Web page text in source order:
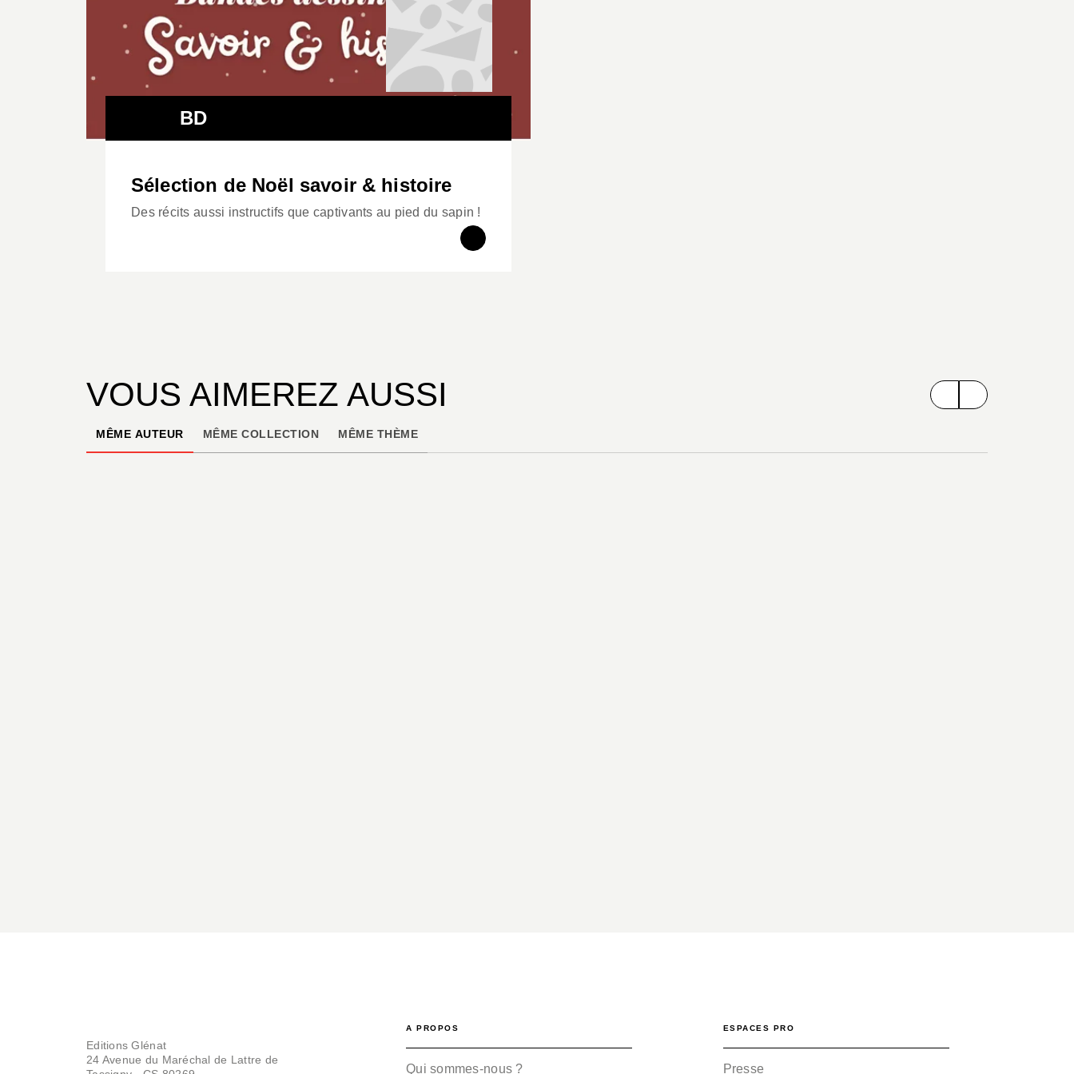
BD
Sélection de Noël savoir & histoire
Des récits aussi instructifs que captivants au pied du sapin !
VOUS AIMEREZ AUSSI
MÊME AUTEUR MÊME COLLECTION MÊME THÈME
Editions Glénat
24 Avenue du Maréchal de Lattre de
A PROPOS
Qui sommes-nous ?
ESPACES PRO
Presse